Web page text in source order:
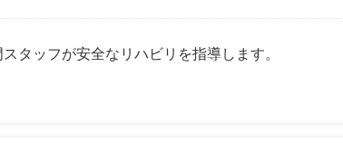
タッフが安全なリハビリを指導します。